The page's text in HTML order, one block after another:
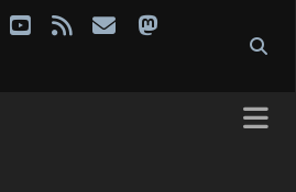
youtube
rss emailmastodon